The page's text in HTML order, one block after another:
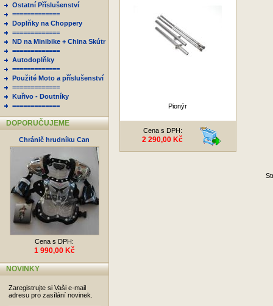
Ostatní Příslušenství
=============
Doplňky na Choppery
=============
ND na Minibike + China Skútr
=============
Autodoplňky
=============
Použité Moto a příslušenství
=============
Kuřivo - Doutníky
=============
DOPORUČUJEME
Chránič hrudníku Can
Cena s DPH:
1 990,00 Kč
NOVINKY
Zaregistrujte si Vaši e-mail
adresu pro zasílání novinek.
Pionýr
Cena s DPH:
2 290,00 Kč